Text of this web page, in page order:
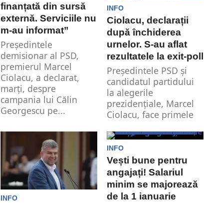
finanțată din sursă
externă. Serviciile nu
m-au informat”
Președintele
demisionar al PSD,
premierul Marcel
Ciolacu, a declarat,
marți, despre
campania lui Călin
Georgescu pe...
INFO
Ciolacu, declarații
după închiderea
urnelor. S-au aflat
rezultatele la exit-poll
Președintele PSD și
candidatul partidului
la alegerile
prezidențiale, Marcel
Ciolacu, face primele
închiderea urnelor...
INFO
INFO
Vești bune pentru
angajați! Salariul
minim se majorează
de la 1 ianuarie